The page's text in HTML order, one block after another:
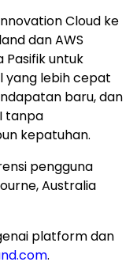
Cloud ke
dan AWS
Pasifik untuk
yang lebih cepat
baru, dan
tanpa
kepatuhan.
pengguna
Australia
platform dan
.